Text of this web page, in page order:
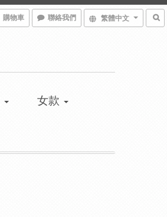
購物車 聯絡我們 繁體中文
女款